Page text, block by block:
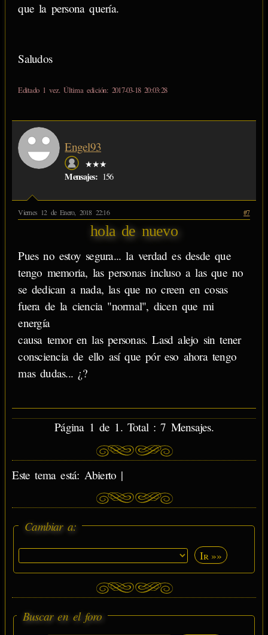
que la persona quería.
Saludos
Editado 1 vez. Última edición: 2017-03-18 20:03:28
Engel93
★★★
Mensajes: 156
Viernes 12 de Enero, 2018 22:16 #7
hola de nuevo
Pues no estoy segura... la verdad es desde que
tengo memoria, las personas incluso a las que no
se dedican a nada, las que no creen en cosas
fuera de la ciencia "normal", dicen que mi
energía
causa temor en las personas. Lasd alejo sin tener
consciencia de ello así que pór eso ahora tengo
mas dudas... ¿?
Página 1 de 1. Total : 7 Mensajes.
Este tema está: Abierto |
Cambiar a:
Ir »»
Buscar en el foro